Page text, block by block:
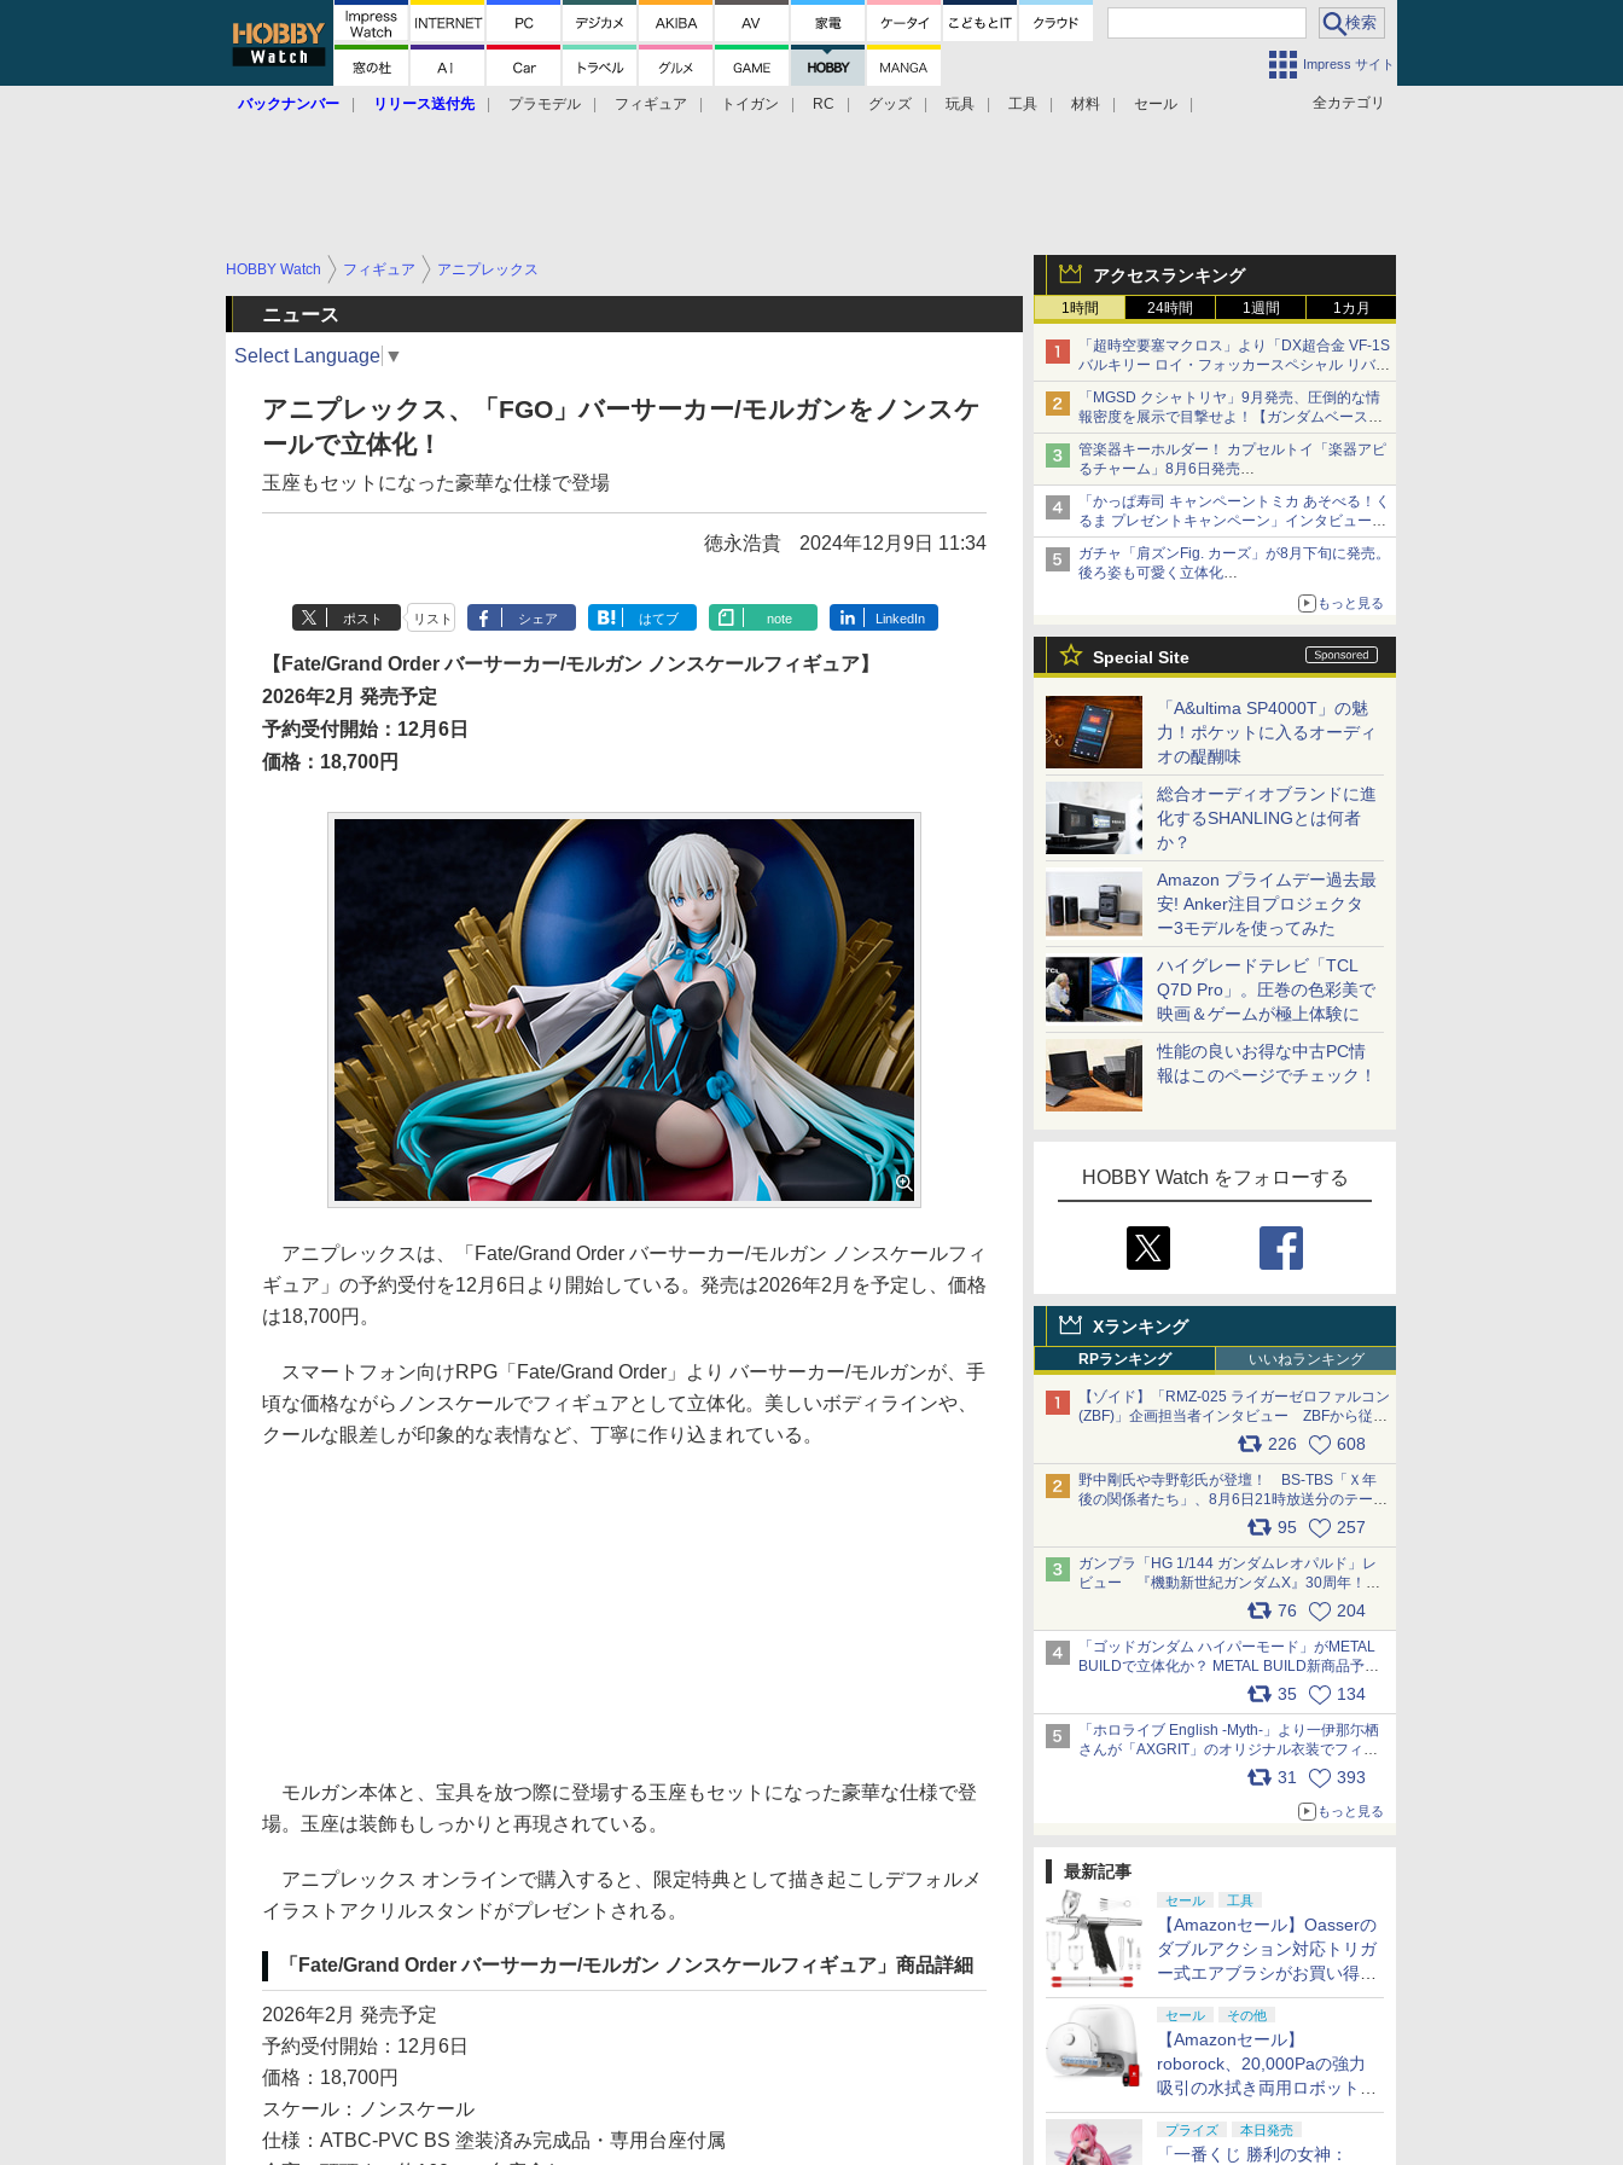
Impress サイト
全カテゴリ
バックナンバー リリース送付先 プラモデル フィギュア トイガン RC グッズ 玩具 工具 材料 セール
アクセスランキング
1時間 24時間 1週間 1カ月
「超時空要塞マクロス」より「DX超合金 VF-1S
バルキリー ロイ・フォッカースペシャル リバイ
バルVer.」本日発売！
「MGSD クシャトリヤ」9月発売、圧倒的な情
報密度を展示で目撃せよ！【ガンダムベース撮
り下ろし】
管楽器キーホルダー！ カプセルトイ「楽器アピ
るチャーム」8月6日発売
チューバ、テナサクなど5種各3色
「かっぱ寿司 キャンペーントミカ あそべる！く
るま プレゼントキャンペーン」インタビュー
子どもが楽しめるかっぱ寿司ならではの体験と
コラボの楽しさを追求
ガチャ「肩ズンFig. カーズ」が8月下旬に発売。
後ろ姿も可愛く立体化
ライトニング・マックィーンやメーターなど4
もっと見る
Special Site
「A&ultima SP4000T」の魅
力！ポケットに入るオーディ
オの醍醐味
総合オーディオブランドに進
化するSHANLINGとは何者
か？
Amazon プライムデー過去最
安! Anker注目プロジェクタ
ー3モデルを使ってみた
ハイグレードテレビ「TCL
Q7D Pro」。圧巻の色彩美で
映画＆ゲームが極上体験に
性能の良いお得な中古PC情
報はこのページでチェック！
HOBBY Watch をフォローする
Xランキング
RPランキング いいねランキング
【ゾイド】「RMZ-025 ライガーゼロファルコン
(ZBF)」企画担当者インタビュー ZBFから従来
デザインまで再現可能なボリューム満点のキッ
ト pic.x.com/6zOqQAQKkX
226 608
野中剛氏や寺野彰氏が登壇！ BS-TBS「Ｘ年
後の関係者たち」、8月6日21時放送分のテーマ
は「超合金」！ pic.x.com/uWyt1uyuFm
95 257
ガンプラ「HG 1/144 ガンダムレオパルド」レ
ビュー 『機動新世紀ガンダムX』30周年！イ
ンナーアームガトリングの変形機構まで再現し
最新フォーマットでキット化！
pic.x.com/nszPIDTpbg
76 204
「ゴッドガンダム ハイパーモード」がMETAL
BUILDで立体化か？ METAL BUILD新商品予告
が公開 pic.x.com/HIcLLIM3ar35 134
「ホロライブ English -Myth-」より一伊那尓栖
さんが「AXGRIT」のオリジナル衣装でフィギ
ュア化 pic.x.com/YMGhdIAzNa
31 393
もっと見る
最新記事
セール 工具
【Amazonセール】Oasserの
ダブルアクション対応トリガ
ー式エアブラシがお買い得価
格で登場！
セール その他
【Amazonセール】
roborock、20,000Paの強力
吸引の水拭き両用ロボット掃
除機「Qrevo Curv 2 Flow」
がお買い得！
プライズ 本日発売
「一番くじ 勝利の女神：
HOBBY Watch フィギュア アニプレックス
ニュース
Select Language ▼
アニプレックス、「FGO」バーサーカー/モルガンをノンスケ
ールで立体化！
玉座もセットになった豪華な仕様で登場
徳永浩貴 2024年12月9日 11:34
ポスト リスト シェア はてブ note LinkedIn
【Fate/Grand Order バーサーカー/モルガン ノンスケールフィギュア】
2026年2月 発売予定
予約受付開始：12月6日
価格：18,700円
アニプレックスは、「Fate/Grand Order バーサーカー/モルガン ノンスケールフィ
ギュア」の予約受付を12月6日より開始している。発売は2026年2月を予定し、価格
は18,700円。
スマートフォン向けRPG「Fate/Grand Order」より バーサーカー/モルガンが、手
頃な価格ながらノンスケールでフィギュアとして立体化。美しいボディラインや、
クールな眼差しが印象的な表情など、丁寧に作り込まれている。
モルガン本体と、宝具を放つ際に登場する玉座もセットになった豪華な仕様で登
場。玉座は装飾もしっかりと再現されている。
アニプレックス オンラインで購入すると、限定特典として描き起こしデフォルメ
イラストアクリルスタンドがプレゼントされる。
「Fate/Grand Order バーサーカー/モルガン ノンスケールフィギュア」商品詳細
2026年2月 発売予定
予約受付開始：12月6日
価格：18,700円
スケール：ノンスケール
仕様：ATBC-PVC BS 塗装済み完成品・専用台座付属